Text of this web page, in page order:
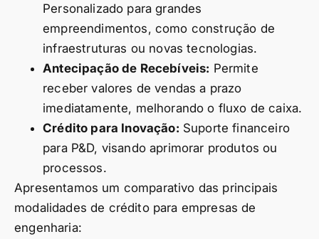
Personalizado para grandes
empreendimentos, como construção de
infraestruturas ou novas tecnologias.
Antecipação de Recebíveis: Permite
receber valores de vendas a prazo
imediatamente, melhorando o fluxo de caixa.
Crédito para Inovação: Suporte financeiro
para P&D, visando aprimorar produtos ou
processos.
Apresentamos um comparativo das principais
modalidades de crédito para empresas de
engenharia: